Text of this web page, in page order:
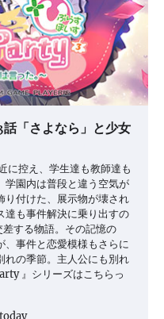
「さよなら」と少女
に控え、学生達も教師達も
学園内は普段と違う空気が
り付けた、展示物が壊され
達も事件解決に乗り出すの
する物語。その記憶の
、事件と恋愛模様もさらに
れの季節。主人公にも別れ
』シリーズはこちらっ